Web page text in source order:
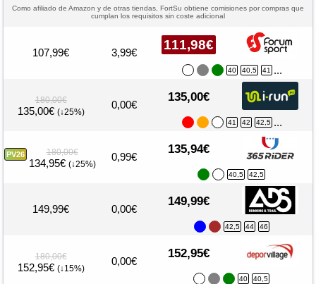
Como afiliado de Amazon y de otras tiendas, FortSu obtiene comisiones por compras que
cumplan los requisitos sin coste adicional
107,99€ 3,99€
111,98€
40 40,5 41 ...
180,00€
135,00€ (↓25%)
0,00€
135,00€
41 42 42,5 ...
PV26 180,00€
134,95€ (↓25%)
0,99€
135,94€
40,5 42,5
149,99€ 0,00€
149,99€
42,5 44 46
180,00€
152,95€ (↓15%)
0,00€
152,95€
40 40,5